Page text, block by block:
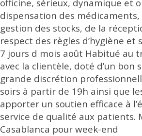
officine, sérieux, dynamique et
dispensation des
gestion des stocks, de la
respect des règles d’hygiène
7 jours d mois août Habitué au
avec la clientèle, doté d’un bon
grande discrétion
soirs à partir de 19h ainsi que
apporter un soutien efficace à
service de qualité aux patients.
Casablanca pour week-end